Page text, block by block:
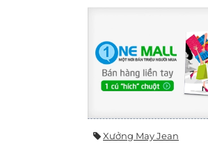
Xưởng May Jean